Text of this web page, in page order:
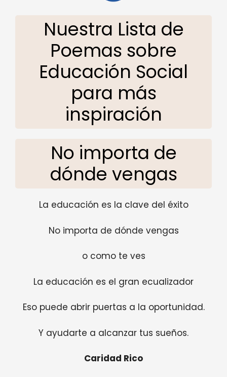
Nuestra Lista de
Poemas sobre
Educación Social
para más
inspiración
No importa de
dónde vengas
La educación es la clave del éxito
No importa de dónde vengas
o como te ves
La educación es el gran ecualizador
Eso puede abrir puertas a la oportunidad.
Y ayudarte a alcanzar tus sueños.
Caridad Rico